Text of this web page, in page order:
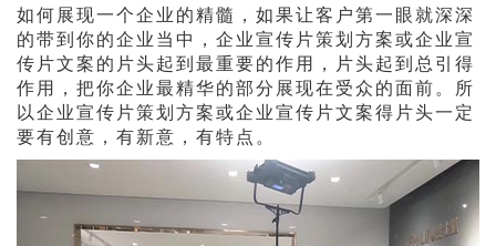
如何展现一个企业的精髓，如果让客户第一眼就深深
的带到你的企业当中，企业宣传片策划方案或企业宣
传片文案的片头起到最重要的作用，片头起到总引得
作用，把你企业最精华的部分展现在受众的面前。所
以企业宣传片策划方案或企业宣传片文案得片头一定
要有创意，有新意，有特点。